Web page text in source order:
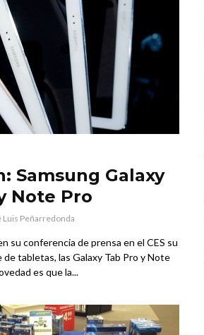
Samsung Galaxy
Note Pro
Luis Peñarredonda
su conferencia de prensa en el CES su
tabletas, las Galaxy Tab Pro y Note
es que la...